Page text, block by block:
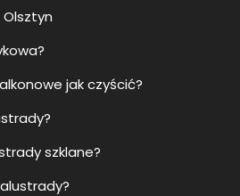
jak czyścić?
szklane?